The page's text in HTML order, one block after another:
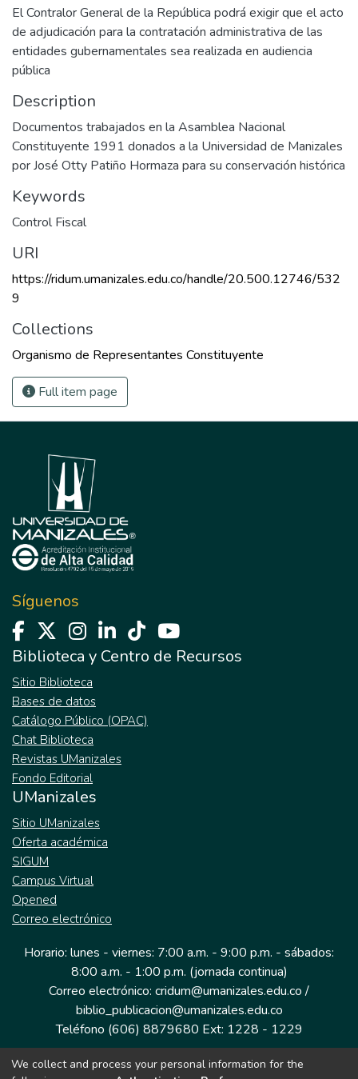
El Contralor General de la República podrá exigir que el acto
de adjudicación para la contratación administrativa de las
entidades gubernamentales sea realizada en audiencia
pública
Description
Documentos trabajados en la Asamblea Nacional
Constituyente 1991 donados a la Universidad de Manizales
por José Otty Patiño Hormaza para su conservación histórica
Keywords
Control Fiscal
URI
https://ridum.umanizales.edu.co/handle/20.500.12746/532
9
Collections
Organismo de Representantes Constituyente
Full item page
Síguenos
Biblioteca y Centro de Recursos
Sitio Biblioteca
Bases de datos
Catálogo Público (OPAC)
Chat Biblioteca
Revistas UManizales
Fondo Editorial
UManizales
Sitio UManizales
Oferta académica
SIGUM
Campus Virtual
Opened
Correo electrónico
Horario: lunes - viernes: 7:00 a.m. - 9:00 p.m. - sábados:
8:00 a.m. - 1:00 p.m. (jornada continua)
Correo electrónico: cridum@umanizales.edu.co /
biblio_publicacion@umanizales.edu.co
Teléfono (606) 8879680 Ext: 1228 - 1229
Dirección: Cra 9 a # 19-03 Edificio histórico, piso 1
We collect and process your personal information for the